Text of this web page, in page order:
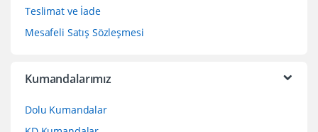
Teslimat ve İade
Mesafeli Satış Sözleşmesi
Kumandalarımız
Dolu Kumandalar